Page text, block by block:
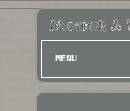
MENU